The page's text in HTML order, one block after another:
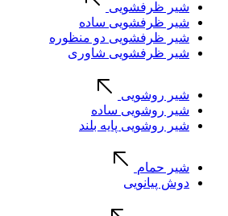
شیر ظرفشویی
شیر ظرفشویی ساده
شیر ظرفشویی دو منظوره
شیر ظرفشویی شاوری
شیر روشویی
شیر روشویی ساده
شیر روشویی پایه بلند
شیر حمام
دوش پیانویی